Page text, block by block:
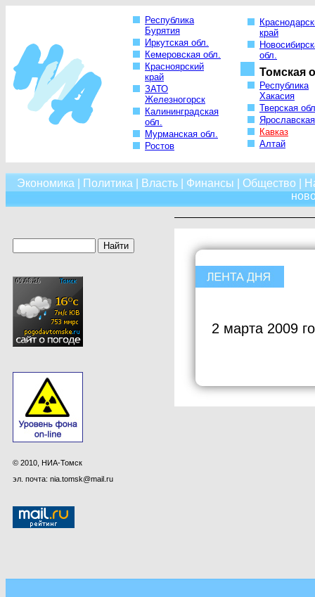
Республика
Бурятия
Иркутская обл.
Кемеровская обл.
Красноярский
край
ЗАТО
Железногорск
Калининградская
обл.
Мурманская обл.
Ростов
край
обл.
Томская
Республика
Хакасия
Тверская
Кавказ
Алтай
Экономика Политика Власть| Финансы Общество
© 2010, НИА-Томск
эл. почта: nia.tomsk@mail.ru
2 марта 2009